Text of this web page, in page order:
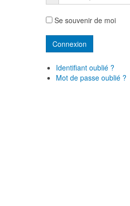
Se souvenir de moi
Identifiant oublié ?
Mot de passe oublié ?